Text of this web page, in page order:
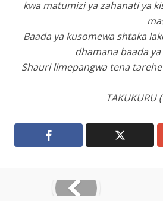
kwa matumizi ya zahanati ya
Baada ya kusomewa shtaka
dhamana baada
Shauri limepangwa tena
TAKUKURU